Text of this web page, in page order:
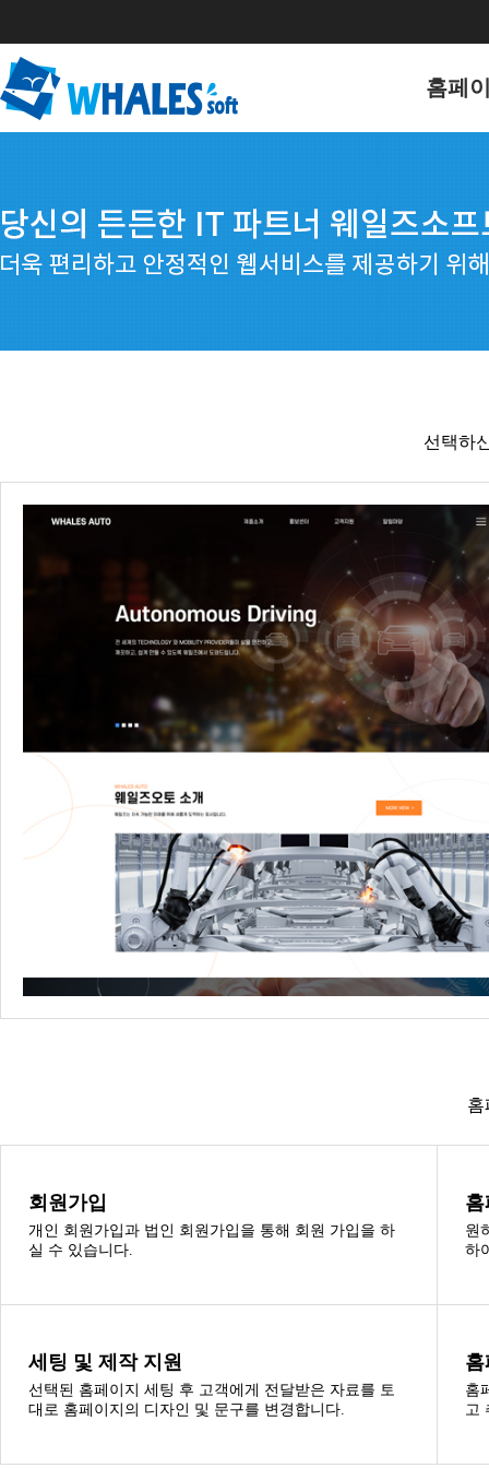
홈페
포트폴
선택하
홈
회원가입
개인 회원가입과 법인 회원가입을 통해 회원 가입을 하
실 수 있습니다.
원
하
세팅 및 제작 지원
선택된 홈페이지 세팅 후 고객에게 전달받은 자료를 토
대로 홈페이지의 디자인 및 문구를 변경합니다.
홈
고